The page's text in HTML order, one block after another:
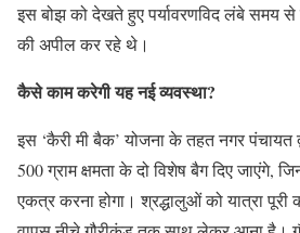
इस बोझ को देखते हुए पर्यावरणविद लंबे समय से
की अपील कर रहे थे।
कैसे काम करेगी यह नई व्यवस्था?
इस ‘कैरी मी बैक’ योजना के तहत नगर पंचायत
500 ग्राम क्षमता के दो विशेष बैग दिए जाएंगे,
एकत्र करना होगा। श्रद्धालुओं को यात्रा